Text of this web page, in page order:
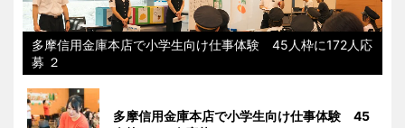
多摩信用金庫本店で小学生向け仕事体験 45人枠に172人応
募 ２
多摩信用金庫本店で小学生向け仕事体験 45